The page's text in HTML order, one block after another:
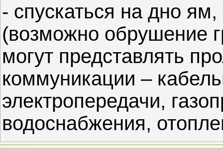
- спускаться на дно
(возможно обрушение
могут представлять
коммуникации –
электропередачи,
водоснабжения,